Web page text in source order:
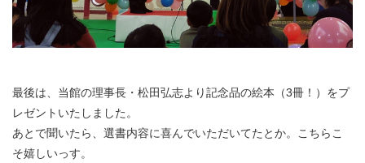
最後は、当館の理事長・松田弘志より記念品の絵本（3冊！）をプ
レゼントいたしました。
あとで聞いたら、選書内容に喜んでいただいてたとか。こちらこ
そ嬉しいっす。